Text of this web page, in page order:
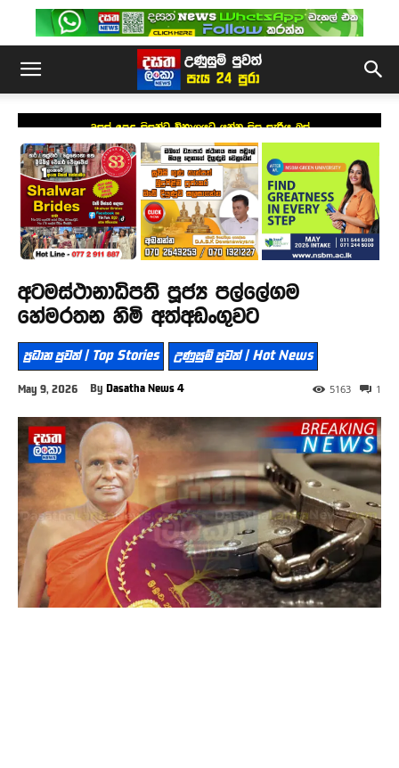
උසස් පෙළ සිසුන්ට විභාගයට යන්න සිසු සැරිය බස්
අටමස්ථානාධිපති පූජ්‍ය පල්ලේගම
හේමරතන හිමි අත්අඩංගුවට
ප්‍රධාන පුවත් | Top Stories උණුසුම් පුවත් | Hot News
May 9, 2026 By Dasatha News 4 1
5163